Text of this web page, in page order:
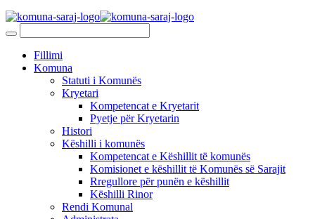
Fillimi
Komuna
Statuti i Komunës
Kryetari
Kompetencat e Kryetarit
Pyetje për Kryetarin
Histori
Këshilli i komunës
Kompetencat e Këshillit të komunës
Komisionet e këshillit të Komunës së Sarajit
Rregullore për punën e këshillit
Këshilli Rinor
Rendi Komunal